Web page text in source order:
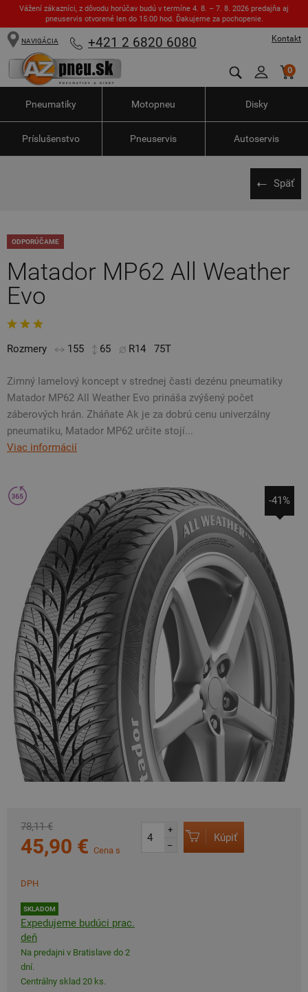
Vážení zákazníci, z dôvodu horúčav budú v termíne 4. 8. – 7. 8. 2026 predajňa aj
pneuservis otvorené len do 15:00 hod. Ďakujeme za pochopenie.
Kontakt
NAVIGÁCIA +421 2 6820 6080
0
Pneumatiky Motopneu Disky
Príslušenstvo Pneuservis Autoservis
Späť
ODPORÚČAME
Matador MP62 All Weather
Evo
Rozmery 155 65 R14 75T
Zimný lamelový koncept v strednej časti dezénu pneumatiky
Matador MP62 All Weather Evo prináša zvýšený počet
záberových hrán. Zháňate Ak je za dobrú cenu univerzálny
pneumatiku, Matador MP62 určite stojí...
Viac informácií
-41%
78,11 €
45,90 € Cena s
DPH
SKLADOM
Expedujeme budúci prac.
deň
Na predajni v Bratislave do 2
dní.
Centrálny sklad 20 ks.
+
–
Kúpiť